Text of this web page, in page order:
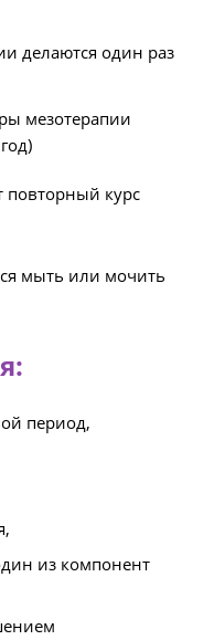
делаются один раз
мезотерапии
повторный курс
мыть или мочить
период,
из компонент